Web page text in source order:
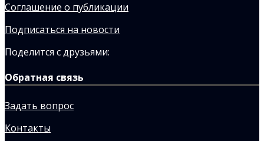
Соглашение о публикации
Подписаться на новости
Поделится с друзьями:
Обратная связь
Задать вопрос
Контакты